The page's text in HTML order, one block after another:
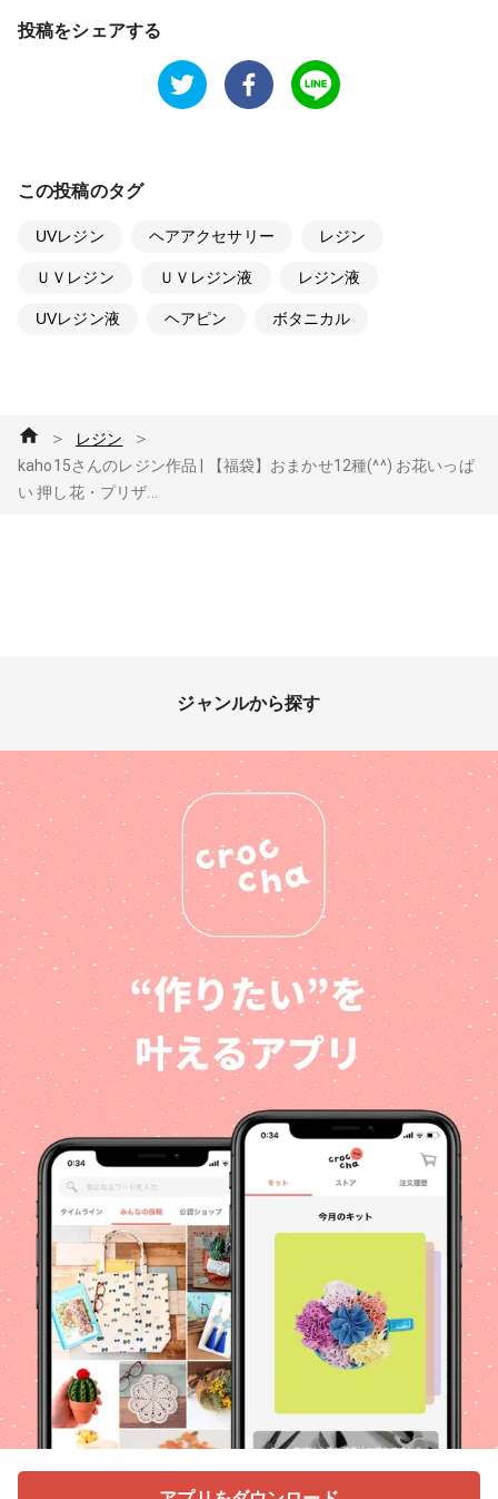
投稿をシェアする
この投稿のタグ
UVレジン ヘアアクセサリー レジン
ＵＶレジン ＵＶレジン液 レジン液
UVレジン液 ヘアピン ボタニカル
＞ レジン ＞
kaho15さんのレジン作品 | 【福袋】おまかせ12種(^^) お花いっぱ
い 押し花・プリザ...
ジャンルから探す